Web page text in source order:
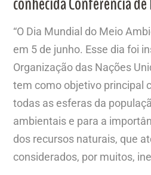
“O Dia Mundial do Meio
em 5 de junho. Esse dia foi
Organização das Nações
tem como objetivo principal
todas as esferas da
ambientais e para a
dos recursos naturais, que
considerados, por muitos,